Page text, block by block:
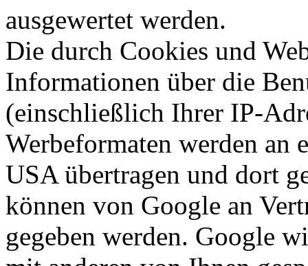
ausgewertet werden.
Die durch Cookies und
Informationen über die
(einschließlich Ihrer IP-
Werbeformaten werden an
USA übertragen und dort
können von Google an
gegeben werden. Google